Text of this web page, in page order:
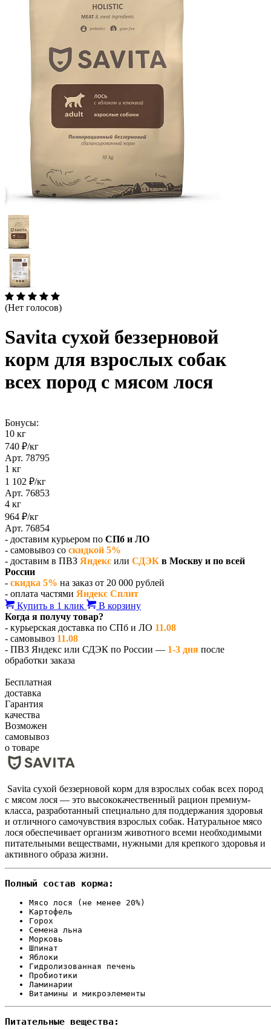
(Нет голосов)
Savita сухой беззерновой
корм для взрослых собак
всех пород с мясом лося
Бонусы:
10 кг
740 ₽/кг
Арт. 78795
1 кг
1 102 ₽/кг
Арт. 76853
4 кг
964 ₽/кг
Арт. 76854
- доставим курьером по СПб и ЛО
- самовывоз со скидкой 5%
- доставим в ПВЗ Яндекс или СДЭК в Москву и по всей
России
- скидка 5% на заказ от 20 000 рублей
- оплата частями Яндекс Сплит
Купить в 1 клик
В корзину
Когда я получу товар?
- курьерская доставка по СПб и ЛО 11.08
- самовывоз 11.08
- ПВЗ Яндекс или СДЭК по России — 1-3 дня после
обработки заказа
Бесплатная
доставка
Гарантия
качества
Возможен
самовывоз
о товаре
Savita сухой беззерновой корм для взрослых собак всех пород
с мясом лося — это высококачественный рацион премиум-
класса, разработанный специально для поддержания здоровья
и отличного самочувствия взрослых собак. Натуральное мясо
лося обеспечивает организм животного всеми необходимыми
питательными веществами, нужными для крепкого здоровья и
активного образа жизни.
Полный состав корма:
Мясо лося (не менее 20%)
Картофель
Горох
Семена льна
Морковь
Шпинат
Яблоки
Гидролизованная печень
Пробиотики
Ламинарии
Витамины и микроэлементы
Питательные вещества: